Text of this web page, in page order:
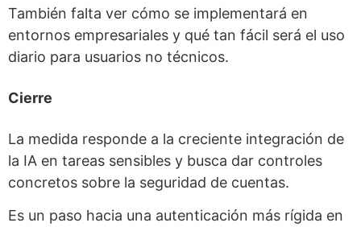
También falta ver cómo se implementará en
entornos empresariales y qué tan fácil será el uso
diario para usuarios no técnicos.
Cierre
La medida responde a la creciente integración de
la IA en tareas sensibles y busca dar controles
concretos sobre la seguridad de cuentas.
Es un paso hacia una autenticación más rígida en